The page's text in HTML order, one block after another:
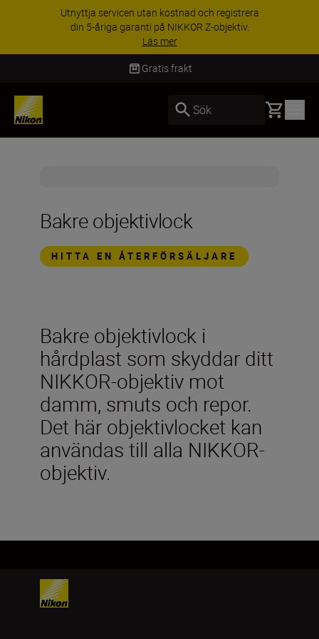
Utnyttja servicen utan kostnad och registrera
din 5-åriga garanti på NIKKOR Z-objektiv.
Läs mer
Gratis frakt
Sök Basket
Bakre objektivlock
HITTA EN ÅTERFÖRSÄLJARE
Bakre objektivlock i
hårdplast som skyddar ditt
NIKKOR-objektiv mot
damm, smuts och repor.
Det här objektivlocket kan
användas till alla NIKKOR-
objektiv.